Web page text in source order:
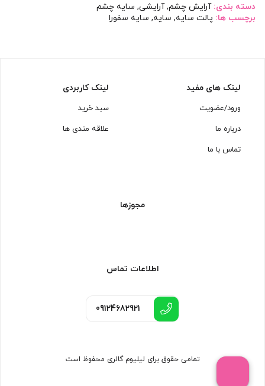
دسته بندی:آرایش چشم,آرایشی, سایه چشم
برچسب ها: پالت سایه, سایه, سایه سفورا
لینک های مفید
ورود/عضویت
درباره ما
تماس با ما
لینک کاربردی
سبد خرید
علاقه مندی ها
مجوزها
اطلاعات تماس
09124682921
تمامی حقوق برای لیلیوم گالری محفوظ است